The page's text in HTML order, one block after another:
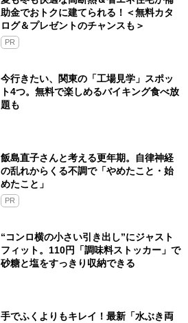
助金でおトクに建てられる！＜無料カタ
ログ＆プレゼントのチャンスも＞
PR
今行きたい、関東の「工場見学」スポッ
ト4つ。無料で楽しめるバイキング食べ放
題も
飯島直子さんと考える更年期。自律神経
の乱れからくる不調で「やめたこと・始
めたこと」
PR
“コンロ横の小さい引き出し”にジャスト
フィット。110円「調味料ストッカー」で
砂糖と塩をすっきり収納できる
手でふくよりもキレイ！最新「水ぶき両